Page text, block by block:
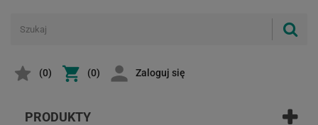
(0) (0) Zaloguj się
PRODUKTY